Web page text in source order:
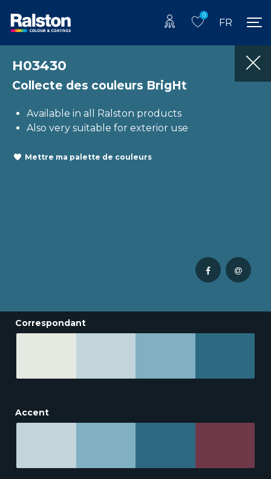
0
FR
H03430
Collecte des couleurs BrigHt
Available in all Ralston products
Also very suitable for exterior use
Mettre ma palette de couleurs
Correspondant
Accent